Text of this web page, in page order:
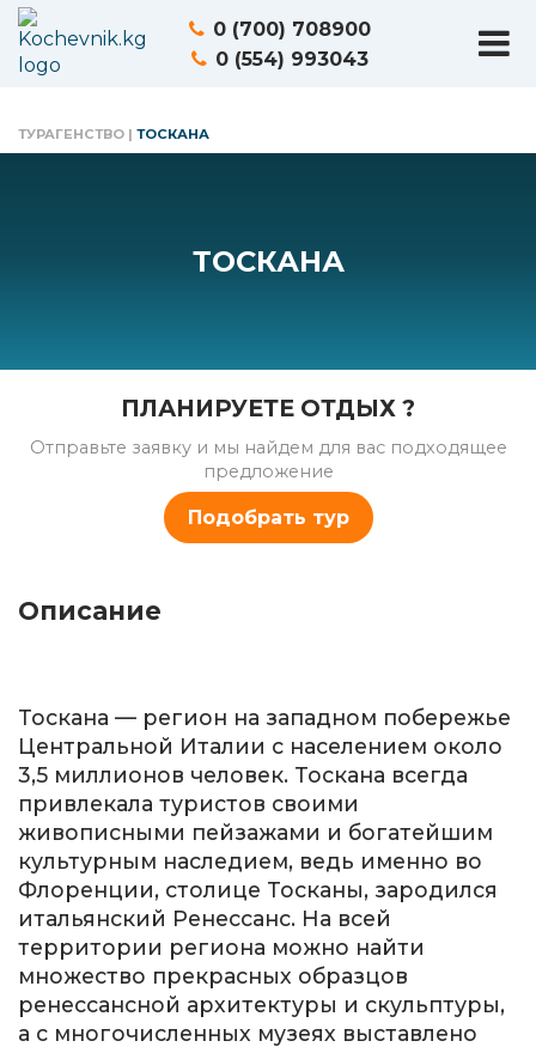
0 (700) 708900
0 (554) 993043
ТУРАГЕНСТВО | ТОСКАНА
ТОСКАНА
ПЛАНИРУЕТЕ ОТДЫХ ?
Отправьте заявку и мы найдем для вас подходящее
предложение
Подобрать тур
Описание
Тоскана — регион на западном побережье
Центральной Италии с населением около
3,5 миллионов человек. Тоскана всегда
привлекала туристов своими
живописными пейзажами и богатейшим
культурным наследием, ведь именно во
Флоренции, столице Тосканы, зародился
итальянский Ренессанс. На всей
территории региона можно найти
множество прекрасных образцов
ренессансной архитектуры и скульптуры,
а с многочисленных музеях выставлено